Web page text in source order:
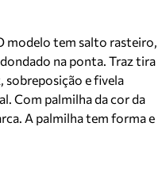
modelo tem salto rasteiro,
na ponta. Traz tira
sobreposição e fivela
Com palmilha da cor da
A palmilha tem forma e